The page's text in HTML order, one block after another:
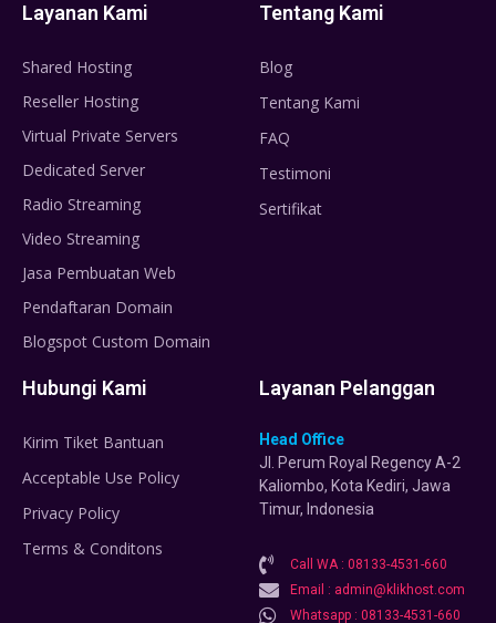
Layanan Kami
Shared Hosting
Reseller Hosting
Virtual Private Servers
Dedicated Server
Radio Streaming
Video Streaming
Jasa Pembuatan Web
Pendaftaran Domain
Blogspot Custom Domain
Tentang Kami
Blog
Tentang Kami
FAQ
Testimoni
Sertifikat
Hubungi Kami
Kirim Tiket Bantuan
Acceptable Use Policy
Privacy Policy
Terms & Conditons
Layanan Pelanggan
Head Office
Jl. Perum Royal Regency A-2
Kaliombo, Kota Kediri, Jawa
Timur, Indonesia
Call WA : 08133-4531-660
Email : admin@klikhost.com
Whatsapp : 08133-4531-660